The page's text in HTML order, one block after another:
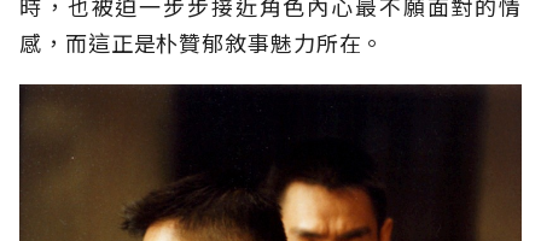
感，而這正是朴贊郁敘事魅力所在。